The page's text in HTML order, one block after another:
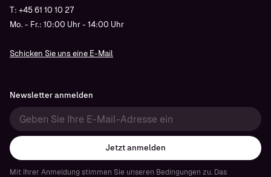
T: +45 61 10 10 27
Mo. - Fr.: 10:00 Uhr - 14:00 Uhr
Schicken Sie uns eine E-Mail
Newsletter anmelden
Jetzt anmelden
Mit Ihrer Anmeldung stimmen Sie unseren Bedingungen zu. Das